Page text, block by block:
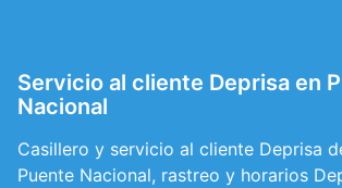
Servicio al cliente Deprisa en
Nacional
Casillero y servicio al cliente Deprisa
Puente Nacional, rastreo y horarios